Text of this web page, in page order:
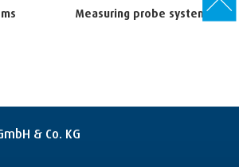
Measuring probe systems
& Co. KG